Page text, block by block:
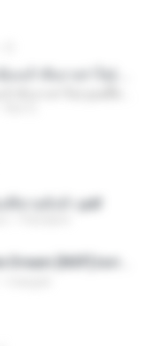
พี่ชายทั้งห้า.pdf